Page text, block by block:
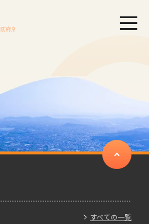
すべての一覧